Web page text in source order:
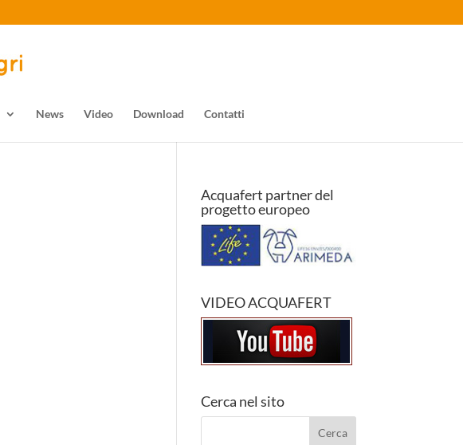
News Video Download Contatti
Acquafert partner del
progetto europeo
VIDEO ACQUAFERT
Cerca nel sito